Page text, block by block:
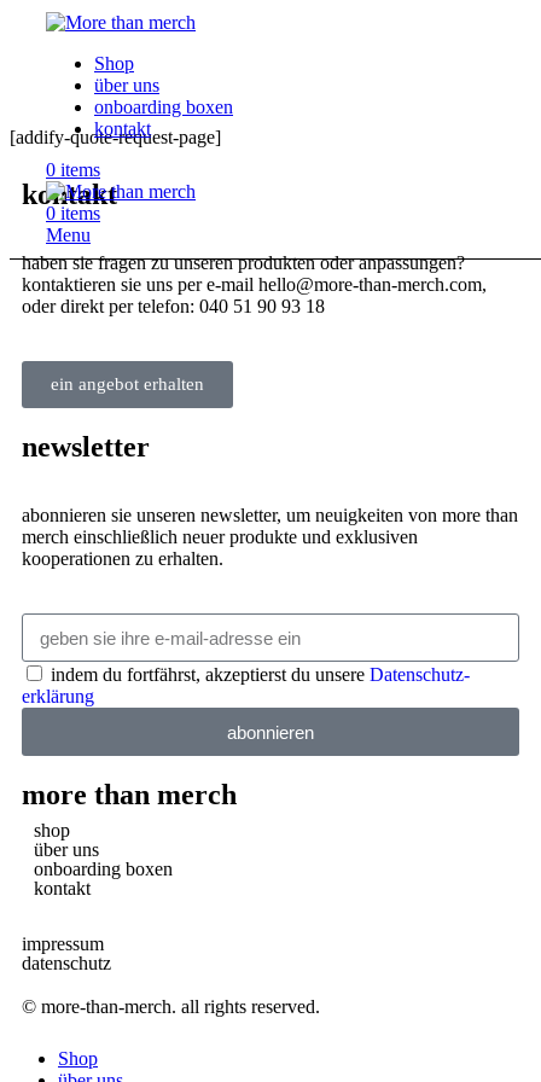
Shop
über uns
onboarding boxen
kontakt
0 items
0 items
Menu
[addify-quote-request-page]
kontakt
haben sie fragen zu unseren produkten oder anpassungen?
kontaktieren sie uns per e-mail hello@more-than-merch.com,
oder direkt per telefon: 040 51 90 93 18
ein angebot erhalten
newsletter
abonnieren sie unseren newsletter, um neuigkeiten von more than
merch einschließlich neuer produkte und exklusiven
kooperationen zu erhalten.
indem du fortfährst, akzeptierst du unsere Datenschutz­
erklärung
abonnieren
more than merch
shop
über uns
onboarding boxen
kontakt
© more-than-merch. all rights reserved.
impressum
datenschutz
Shop